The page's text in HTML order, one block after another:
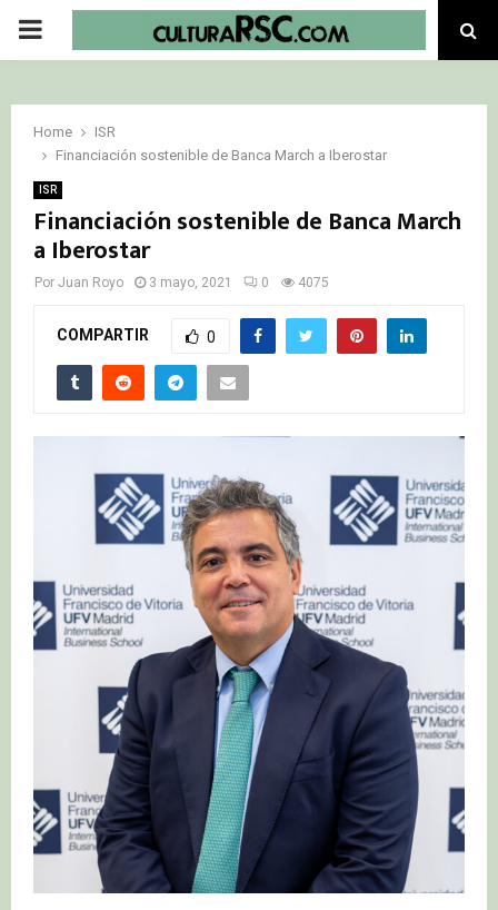
PRIMARY
Home
ISR
Financiación sostenible de Banca March a Iberostar
ISR
Financiación sostenible de Banca March
a Iberostar
Por Juan Royo 3 mayo, 2021 0 4075
COMPARTIR 0